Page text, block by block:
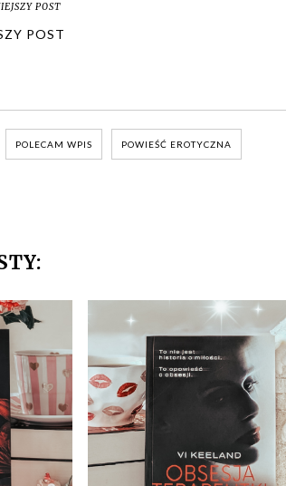
POST
POST
POLECAM WPIS POWIEŚĆ EROTYCZNA